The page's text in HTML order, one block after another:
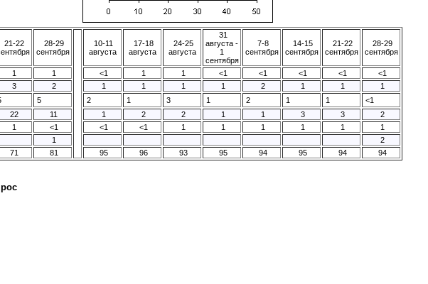
21-22
28-29
сентября
10-11
августа
17-18
августа
24-25
августа
31
августа -
1
сентября
7-8
сентября
14-15
сентября
21-22
сентября
28-29
сентября
1 1 <1 1 1 <1 <1 <1 <1
<1
3 2 1 1 1 1 2 1 1 1
5 2 1 3 1 2 1 1
<1
22 11 1 2 2 1 1 3 3
2
1 <1 <1 <1 1 1 1 1 1
1
1
2
71 81 95 96 93 95 94 95 94 94